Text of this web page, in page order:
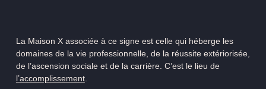
La Maison X associée à ce signe est celle qui héberge les
domaines de la vie professionnelle, de la réussite extériorisée,
de l’ascension sociale et de la carrière. C’est le lieu de
l’accomplissement.